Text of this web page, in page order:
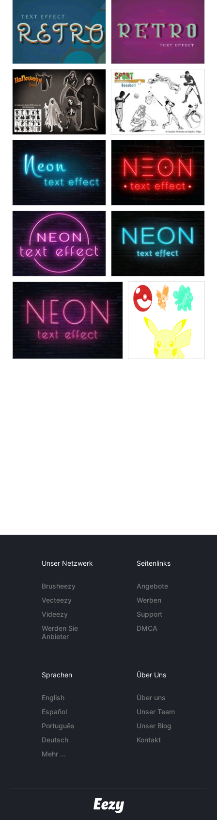
Unser Netzwerk
Brusheezy
Vecteezy
Videezy
Werden Sie
Anbieter
Seitenlinks
Angebote
Werben
Support
DMCA
Sprachen
English
Español
Português
Deutsch
Mehr ...
Über Uns
Über uns
Unser Team
Unser Blog
Kontakt